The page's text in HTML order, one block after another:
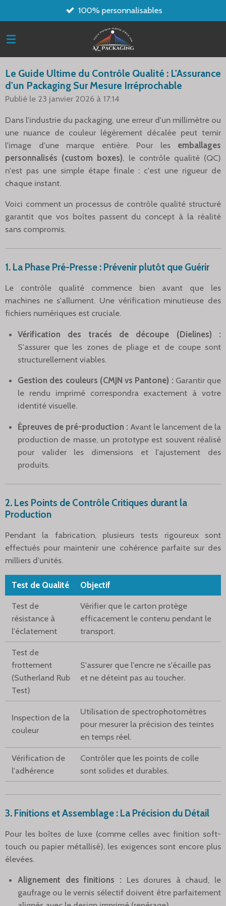
au
contenu
100% personnalisables
Le Guide Ultime du Contrôle Qualité : L'Assurance
d'un Packaging Sur Mesure Irréprochable
Publié le 23 janvier 2026 à 17:14
Dans l'industrie du packaging, une erreur d'un millimètre ou
une nuance de couleur légèrement décalée peut ternir
l'image d'une marque entière. Pour les emballages
personnalisés (custom boxes), le contrôle qualité (QC)
n'est pas une simple étape finale : c'est une rigueur de
chaque instant.
Voici comment un processus de contrôle qualité structuré
garantit que vos boîtes passent du concept à la réalité
sans compromis.
1. La Phase Pré-Presse : Prévenir plutôt que Guérir
Le contrôle qualité commence bien avant que les
machines ne s'allument. Une vérification minutieuse des
fichiers numériques est cruciale.
Vérification des tracés de découpe (Dielines) :
S'assurer que les zones de pliage et de coupe sont
structurellement viables.
Gestion des couleurs (CMJN vs Pantone) : Garantir que
le rendu imprimé correspondra exactement à votre
identité visuelle.
Épreuves de pré-production : Avant le lancement de la
production de masse, un prototype est souvent réalisé
pour valider les dimensions et l'ajustement des
produits.
2. Les Points de Contrôle Critiques durant la
Production
Pendant la fabrication, plusieurs tests rigoureux sont
effectués pour maintenir une cohérence parfaite sur des
milliers d'unités.
Test de Qualité Objectif
Test de
résistance à
l'éclatement
Vérifier que le carton protège
efficacement le contenu pendant le
transport.
Test de
frottement
(Sutherland Rub
Test)
S'assurer que l'encre ne s'écaille pas
et ne déteint pas au toucher.
Inspection de la
couleur
Utilisation de spectrophotomètres
pour mesurer la précision des teintes
en temps réel.
Vérification de
l'adhérence
Contrôler que les points de colle
sont solides et durables.
3. Finitions et Assemblage : La Précision du Détail
Pour les boîtes de luxe (comme celles avec finition soft-
touch ou papier métallisé), les exigences sont encore plus
élevées.
Alignement des finitions : Les dorures à chaud, le
gaufrage ou le vernis sélectif doivent être parfaitement